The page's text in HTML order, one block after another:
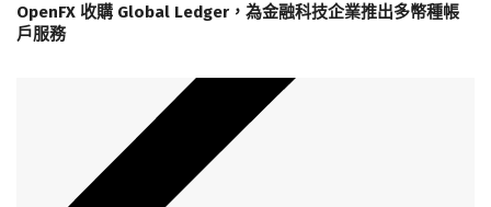
OpenFX 收購 Global Ledger，為金融科技企業推出多幣種帳
戶服務